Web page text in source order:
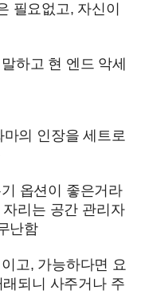
필요없고, 자신이
하고 현 엔드 악세
의 인장을 세트로
옵션이 좋은거라
리는 공간 관리자
난함
고, 가능하다면 요
되니 사주거나 주